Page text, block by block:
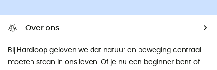
Over ons
Bij Hardloop geloven we dat natuur en beweging centraal
moeten staan ​​in ons leven. Of je nu een beginner bent of